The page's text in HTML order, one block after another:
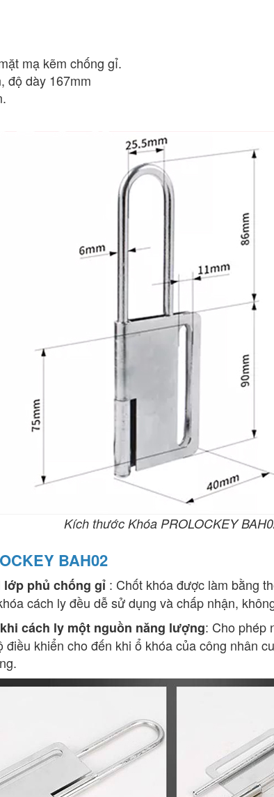
mạ kẽm chống gỉ.
độ dày 167mm
Kích thước Khóa PROLOCKEY
BAH02
phủ chống gỉ : Chốt khóa được làm bằng
cách ly đều dễ sử dụng và chấp nhận,
cách ly một nguồn năng lượng: Cho phép
khiển cho đến khi ổ khóa của công nhân